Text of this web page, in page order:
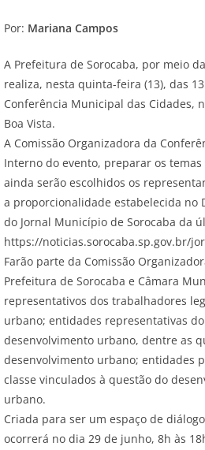
Por: Mariana Campos
A Prefeitura de Sorocaba, por meio
realiza, nesta quinta-feira (13), das
Conferência Municipal das Cidades,
Boa Vista.
A Comissão Organizadora da
Interno do evento, preparar os
ainda serão escolhidos os
a proporcionalidade estabelecida no
do Jornal Município de Sorocaba da
https://noticias.sorocaba.sp.gov.br/
Farão parte da Comissão
Prefeitura de Sorocaba e Câmara
representativos dos trabalhadores
urbano; entidades representativas
desenvolvimento urbano, dentre as
desenvolvimento urbano; entidades
classe vinculados à questão do
urbano.
Criada para ser um espaço de
ocorrerá no dia 29 de junho, 8h às